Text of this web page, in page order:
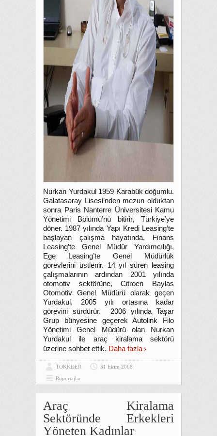
Nurkan Yurdakul 1959 Karabük doğumlu.
Galatasaray Lisesi’nden mezun olduktan
sonra Paris Nanterre Üniversitesi Kamu
Yönetimi Bölümü’nü bitirir, Türkiye’ye
döner. 1987 yılında Yapı Kredi Leasing’te
başlayan çalışma hayatında, Finans
Leasing’te Genel Müdür Yardımcılığı,
Ege Leasing’te Genel Müdürlük
görevlerini üstlenir. 14 yıl süren leasing
çalışmalarının ardından 2001 yılında
otomotiv sektörüne, Citroen Baylas
Otomotiv Genel Müdürü olarak geçen
Yurdakul, 2005 yılı ortasına kadar
görevini sürdürür. 2006 yılında Taşar
Grup bünyesine geçerek Autolink Filo
Yönetimi Genel Müdürü olan Nurkan
Yurdakul ile araç kiralama sektörü
üzerine sohbet ettik. Daha fazla
TOKKDER
31 Ekim 2008
Röportajlar
Araç Kiralama
Sektöründe Erkekleri
Yöneten Kadınlar